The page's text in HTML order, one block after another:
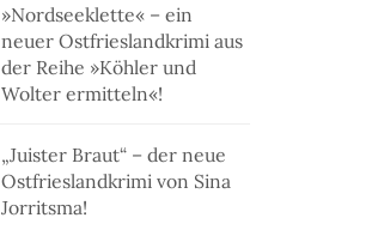
»Nordseeklette« – ein
neuer Ostfrieslandkrimi aus
der Reihe »Köhler und
Wolter ermitteln«!
„Juister Braut“ – der neue
Ostfrieslandkrimi von Sina
Jorritsma!